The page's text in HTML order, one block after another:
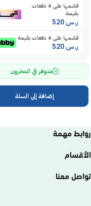
قسّمها على 4 دفعات
بقيمة
ر.س
قسّمها على 4 دفعات بقيمة
ر.س
متوفر في المخزون
إضافة إلى السلة
روابط مهمة
الأقسام
تواصل معنا